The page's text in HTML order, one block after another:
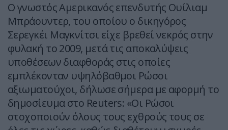
Ο γνωστός Αμερικανός επενδυτής Ουίλιαμ
Μπράουντερ, του οποίου ο δικηγόρος
Σερεγκέι Μαγκνίτσι είχε βρεθεί νεκρός στην
φυλακή το 2009, μετά τις αποκαλύψεις
υποθέσεων διαφθοράς στις οποίες
εμπλέκονταν υψηλόβαθμοι Ρώσοι
αξιωματούχοι, δήλωσε σήμερα με αφορμή το
δημοσίευμα στο Reuters: «Οι Ρώσοι
στοχοποιούν όλους τους εχθρούς τους σε